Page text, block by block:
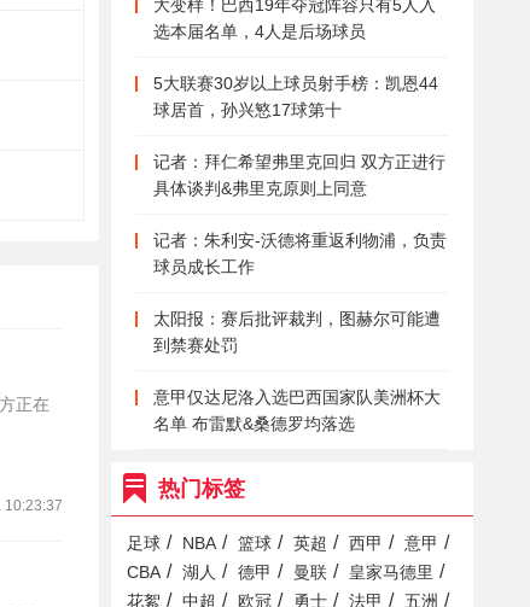
正在
10:23:37
大变样！巴西19年夺冠阵容只有5人入
选本届名单，4人是后场球员
5大联赛30岁以上球员射手榜：凯恩44
球居首，孙兴慜17球第十
记者：拜仁希望弗里克回归 双方正进行
具体谈判&弗里克原则上同意
记者：朱利安-沃德将重返利物浦，负责
球员成长工作
太阳报：赛后批评裁判，图赫尔可能遭
到禁赛处罚
意甲仅达尼洛入选巴西国家队美洲杯大
名单 布雷默&桑德罗均落选
热门标签
足球 / NBA / 篮球 / 英超 / 西甲 / 意甲 /
CBA / 湖人 / 德甲 / 曼联 / 皇家马德里 /
花絮 / 中超 / 欧冠 / 勇士 / 法甲 / 五洲 /